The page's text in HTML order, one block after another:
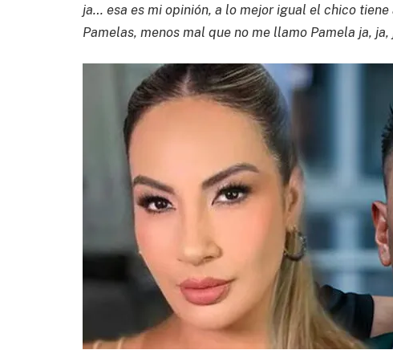
ja… esa es mi opinión, a lo mejor igual el chico
Pamelas, menos mal que no me llamo Pamela ja, ja,